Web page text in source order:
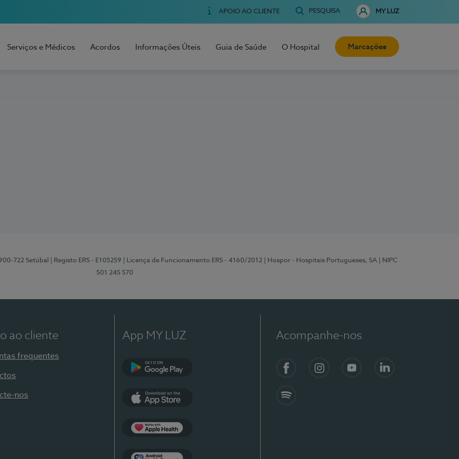
APOIO AO CLIENTE PESQUISA MY LUZ
Serviços e Médicos Acordos Informações Úteis Guia de Saúde O Hospital Marcações
722 Setúbal | Registo ERS - E105259 | Licença de Funcionamento ERS - 4160/2012 | Hospor - Hospitais Portugueses, SA
| NIPC
501 245 570
ao cliente
frequentes
nos
App MY LUZ Acompanhe-nos